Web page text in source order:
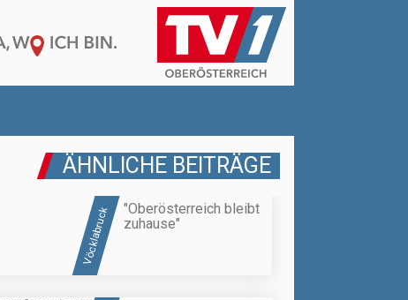
ÄHNLICHE BEITRÄGE
Vöcklabruck
"Oberösterreich bleibt
zuhause"